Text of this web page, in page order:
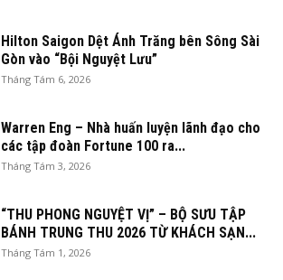
Hilton Saigon Dệt Ánh Trăng bên Sông Sài
Gòn vào “Bội Nguyệt Lưu”
Tháng Tám 6, 2026
Warren Eng – Nhà huấn luyện lãnh đạo cho
các tập đoàn Fortune 100 ra...
Tháng Tám 3, 2026
“THU PHONG NGUYỆT VỊ” – BỘ SƯU TẬP
BÁNH TRUNG THU 2026 TỪ KHÁCH SẠN...
Tháng Tám 1, 2026